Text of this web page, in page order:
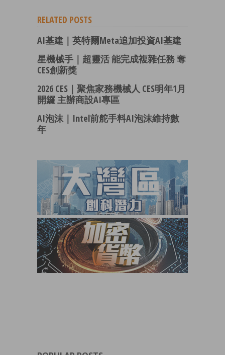
RELATED POSTS
AI基建｜英特爾Meta追加投資AI基建
星機械手｜超靈活 能完成複雜任務 奪
CES創新獎
2026 CES｜聚焦家務機械人 CES明年1月
開鑼 主辦商設AI專區
AI泡沫｜Intel前舵手料AI泡沫維持數
年